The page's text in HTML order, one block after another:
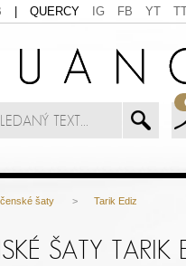
QUERCY IG FB YT
šaty > Tarik Ediz
ŠATY TARIK